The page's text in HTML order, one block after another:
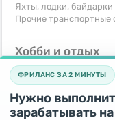
Яхты, лодки, байдарки
Прочие транспортные
Хобби и отдых
Книги и журналы
Музыкальные
Охота и рыбалка
Спорт и отдых
Другое
ФРИЛАНС ЗА 2 МИНУТЫ
Нужно
зарабатывать